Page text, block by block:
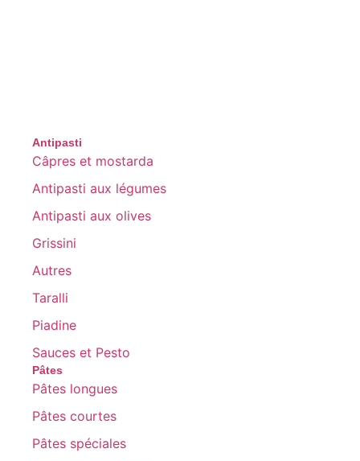
Antipasti
Câpres et mostarda
Antipasti aux légumes
Antipasti aux olives
Grissini
Autres
Taralli
Piadine
Sauces et Pesto
Pâtes
Pâtes longues
Pâtes courtes
Pâtes spéciales